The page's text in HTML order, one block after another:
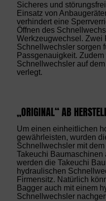
Sicheres und
Einsatz von
verhindert eine
Öffnen des
Werkzeugwechsel. Zwei
Schnellwechsler sorgen
Passgenauigkeit.
Schnellwechsler auf
verlegt.
„ORIGINAL“ AB
Um einen einheitlichen
gewährleisten, wurden
Schnellwechsler mit
Takeuchi Baumaschinen
werden die Takeuchi
hydraulischen
Firmensitz. Natürlich
Bagger auch mit einem
Schnellwechsler